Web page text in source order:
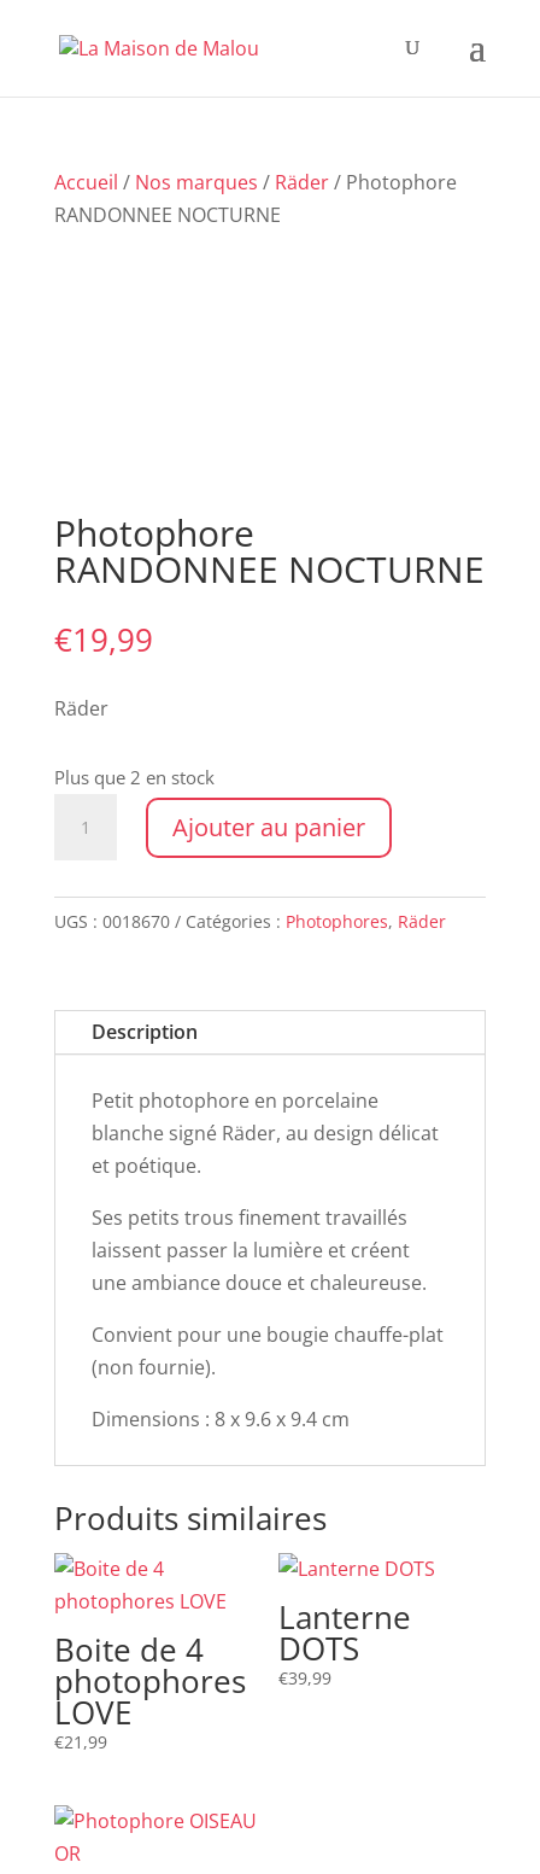
Accueil / Nos marques / Räder/ Photophore
RANDONNEE NOCTURNE
Photophore
RANDONNEE NOCTURNE
€19,99
Räder
Plus que 2 en stock
RANDONNEE
Ajouter au panier
UGS : 0018670 Catégories : Photophores, Räder
Description
Petit photophore en porcelaine
blanche signé Räder, au design délicat
et poétique.
Ses petits trous finement travaillés
laissent passer la lumière et créent
une ambiance douce et chaleureuse.
Convient pour une bougie chauffe-plat
(non fournie).
Dimensions : 8 x 9.6 x 9.4 cm
Produits similaires
Boite de 4
photophores
LOVE
€21,99
Lanterne
DOTS
€39,99